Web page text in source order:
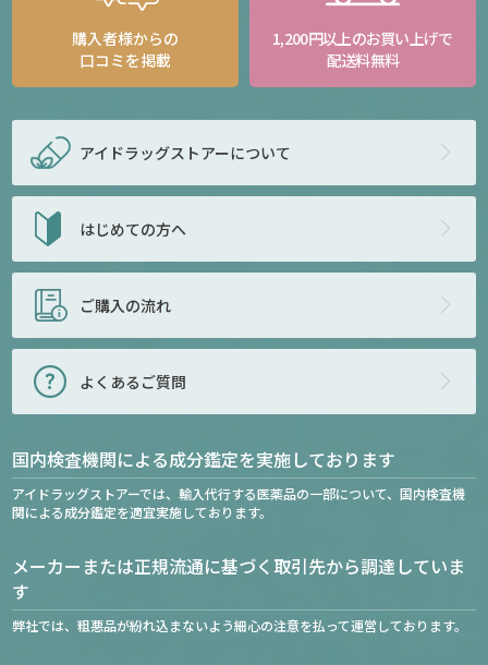
購入者様からの
口コミを掲載
1,200円以上のお買い上げで
配送料無料
アイドラッグストアーについて
はじめての方へ
ご購入の流れ
よくあるご質問
国内検査機関による成分鑑定を実施しております
アイドラッグストアーでは、輸入代行する医薬品の一部について、国内検査機
関による成分鑑定を適宜実施しております。
メーカーまたは正規流通に基づく取引先から調達していま
す
弊社では、粗悪品が紛れ込まないよう細心の注意を払って運営しております。